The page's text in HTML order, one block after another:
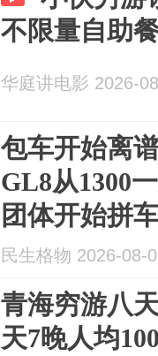
不限量自助
华庭讲电影 2026-
包车开始离
GL8从1300
团体开始拼
民生格物 2026-08-
青海穷游八
天7晚人均